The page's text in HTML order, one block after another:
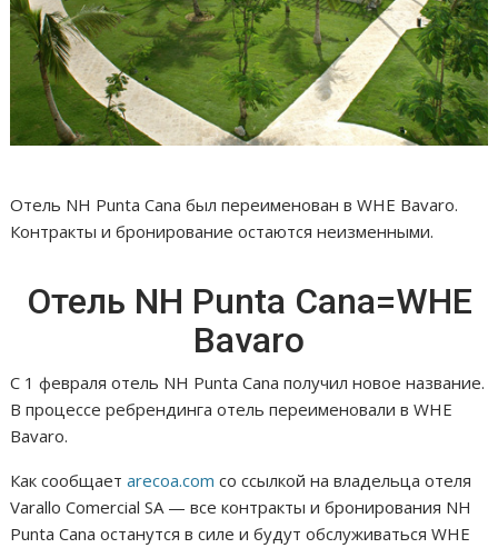
Отель NH Punta Cana был переименован в WHE Bаvaro.
Контракты и бронирование остаются неизменными.
Отель NH Punta Cana=WHE
Bаvaro
С 1 февраля отель NH Punta Cana получил новое название.
В процессе ребрендинга отель переименовали в WHE
Bаvaro.
Как сообщаетarecoa.com со ссылкой на владельца отеля
Varallo Comercial SA — все контракты и бронирования NH
Punta Cana останутся в силе и будут обслуживаться WHE